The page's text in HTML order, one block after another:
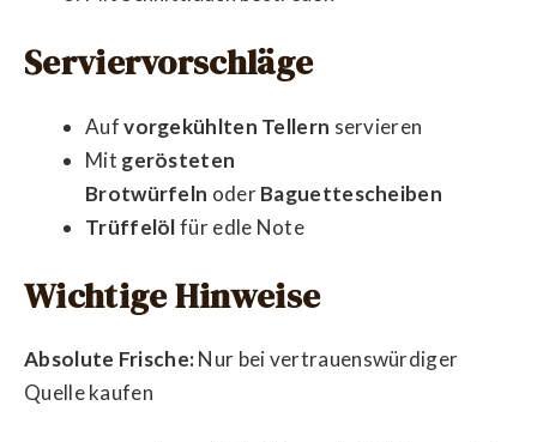
Serviervorschläge
Aufvorgekühlten Tellern servieren
Mit gerösteten
Brotwürfeln oderBaguettescheiben
Trüffelölfür edle Note
Wichtige Hinweise
Absolute Frische:Nur bei vertrauenswürdiger
Quelle kaufen